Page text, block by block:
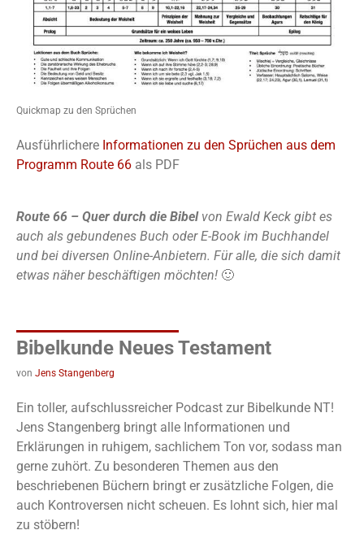
Quickmap zu den Sprüchen
Ausführlichere Informationen zu den Sprüchen aus dem
Programm Route 66 als PDF
Route 66 – Quer durch die Bibel von Ewald Keck gibt es
auch als gebundenes Buch oder E-Book im Buchhandel
und bei diversen Online-Anbietern. Für alle, die sich damit
etwas näher beschäftigen möchten! 🙂
Bibelkunde Neues Testament
von Jens Stangenberg
Ein toller, aufschlussreicher Podcast zur Bibelkunde NT!
Jens Stangenberg bringt alle Informationen und
Erklärungen in ruhigem, sachlichem Ton vor, sodass man
gerne zuhört. Zu besonderen Themen aus den
beschriebenen Büchern bringt er zusätzliche Folgen, die
auch Kontroversen nicht scheuen. Es lohnt sich, hier mal
zu stöbern!